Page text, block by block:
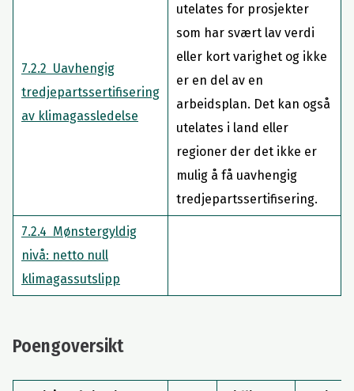
7.2.2 Uavhengig
tredjepartssertifisering
av klimagassledelse
utelates for prosjekter
som har svært lav verdi
eller kort varighet og ikke
er en del av en
arbeidsplan. Det kan også
utelates i land eller
regioner der det ikke er
mulig å få uavhengig
tredjepartssertifisering.
7.2.4 Mønstergyldig
nivå: netto null
klimagassutslipp
Poengoversikt